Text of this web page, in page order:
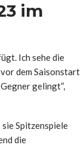
im
Ich sehe die
dem Saisonstart
gelingt“,
Spitzenspiele
die